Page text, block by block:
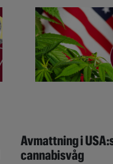
Avmattning i
cannabisvåg